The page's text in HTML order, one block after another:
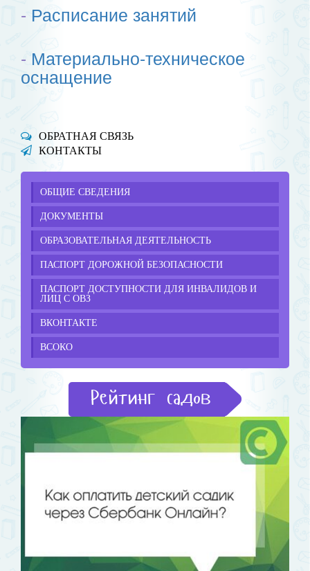
- Расписание занятий
- Материально-техническое
оснащение
ОБРАТНАЯ СВЯЗЬ
КОНТАКТЫ
ОБЩИЕ СВЕДЕНИЯ
ДОКУМЕНТЫ
ОБРАЗОВАТЕЛЬНАЯ ДЕЯТЕЛЬНОСТЬ
ПАСПОРТ ДОРОЖНОЙ БЕЗОПАСНОСТИ
ПАСПОРТ ДОСТУПНОСТИ ДЛЯ ИНВАЛИДОВ И
ЛИЦ С ОВЗ
ВКОНТАКТЕ
ВСОКО
Рейтинг садов